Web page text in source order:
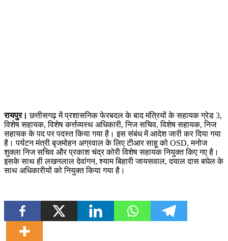
रायपुर। छत्तीसगढ़ में प्रशासनिक फेरबदल के बाद मंत्रियों के सहायक ग्रेड 3,
विशेष सहायक, विशेष कर्त्तव्यस्थ अधिकारी, निज सचिव, विशेष सहायक, निज
सहायक के पद पर पदस्त किया गया है। इस संबंध में आदेश जारी कर दिया गया
है। पर्यटन मंत्री बृजमोहन अग्रवाल के लिए टीआर साहू को OSD, मनोज
शुक्ला निज सचिव और प्रकाश चंद्र कोरी विशेष सहायक नियुक्त किए गए है।
इसके साथ ही लखनलाल देवांगन, श्याम बिहारी जायसवाल, दयाल दास बघेल के
साथ अधिकारीयों को नियुक्त किया गया है।